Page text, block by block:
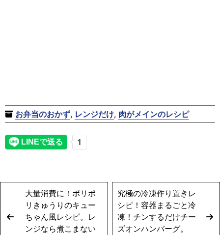
お弁当のおかず, レンジだけ, 肉がメインのレシピ
大量消費に！ポリポ
リきゅうりのキュー
ちゃん風レシピ。レ
ンジなら煮こまない
究極の冷凍作り置きレ
シピ！容器まるごと冷
凍！チンするだけチー
ズオンハンバーグ。